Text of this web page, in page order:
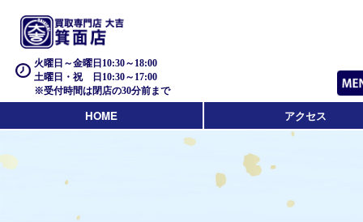
火曜日～金曜日10:30～18:00
土曜日・祝 日10:30～17:00
※受付時間は閉店の30分前まで
HOME アクセス